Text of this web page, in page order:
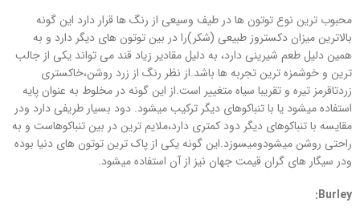
محبوب ترین نوع توتون ها در طیف وسیعی از رنگ ها قرار دارد این گونه
بالاترین میزان دکستروز طبیعی (شکر)را در بین توتون های دیگر دارد و به
همین دلیل طعم شیرینی دارد، به دلیل مقادیر زیاد قند می تواند یکی از جالب
ترین و خوشمزه ترین تجربه ها باشد.از نظر رنگ از زرد روشن،خاکستری
زردتاقرمز تیره و تقریبا سیاه متغییر است.از این گونه در مخلوط به عنوان پایه
استفاده میشود یا با تنباکوهای دیگر ترکیب میشود. دود بسیار طریفی دارد ودر
مقایسه با تنباکوهای دیگر دود کمتری دارد،ملایم ترین در بین تنباکوهاست و به
راحتی روشن میشودومیسوزد.این گونه یکی از پاک ترین توتون های دنیا بوده
ودر سیگار های گران قیمت جهان نیز از آن استفاده میشود.
Burley
: